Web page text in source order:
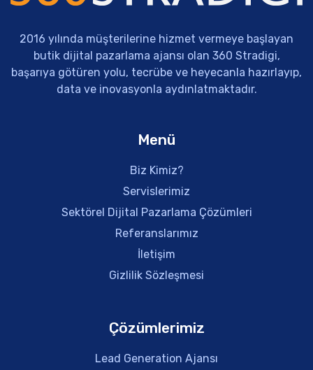
2016 yılında müşterilerine hizmet vermeye başlayan
butik dijital pazarlama ajansı olan 360 Stradigi,
başarıya götüren yolu, tecrübe ve heyecanla hazırlayıp,
data ve inovasyonla aydınlatmaktadır.
Menü
Biz Kimiz?
Servislerimiz
Sektörel Dijital Pazarlama Çözümleri
Referanslarımız
İletişim
Gizlilik Sözleşmesi
Çözümlerimiz
Lead Generation Ajansı